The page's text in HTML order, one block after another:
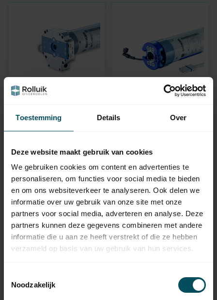
Toestemming Details Over
Deze website maakt gebruik van cookies
We gebruiken cookies om content en advertenties te
personaliseren, om functies voor social media te bieden
en om ons websiteverkeer te analyseren. Ook delen we
informatie over uw gebruik van onze site met onze
partners voor social media, adverteren en analyse. Deze
partners kunnen deze gegevens combineren met andere
informatie die u aan ze heeft verstrekt of die ze hebben
verzameld op basis van uw gebruik van hun services.
Noodzakelijk
Moteur tubulaire
mécanique,
d'urgence
279,95
Moteur de store L..-..-
339,95